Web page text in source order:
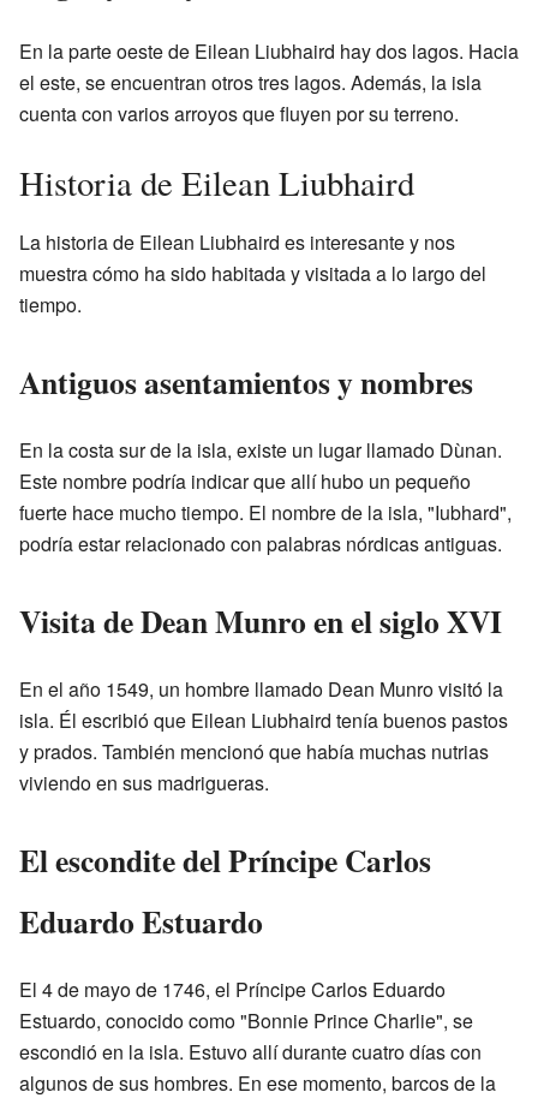
En la parte oeste de Eilean Liubhaird hay dos lagos. Hacia
el este, se encuentran otros tres lagos. Además, la isla
cuenta con varios arroyos que fluyen por su terreno.
Historia de Eilean Liubhaird
La historia de Eilean Liubhaird es interesante y nos
muestra cómo ha sido habitada y visitada a lo largo del
tiempo.
Antiguos asentamientos y nombres
En la costa sur de la isla, existe un lugar llamado Dùnan.
Este nombre podría indicar que allí hubo un pequeño
fuerte hace mucho tiempo. El nombre de la isla, "Iubhard",
podría estar relacionado con palabras nórdicas antiguas.
Visita de Dean Munro en el siglo XVI
En el año 1549, un hombre llamado Dean Munro visitó la
isla. Él escribió que Eilean Liubhaird tenía buenos pastos
y prados. También mencionó que había muchas nutrias
viviendo en sus madrigueras.
El escondite del Príncipe Carlos
Eduardo Estuardo
El 4 de mayo de 1746, el Príncipe Carlos Eduardo
Estuardo, conocido como "Bonnie Prince Charlie", se
escondió en la isla. Estuvo allí durante cuatro días con
algunos de sus hombres. En ese momento, barcos de la